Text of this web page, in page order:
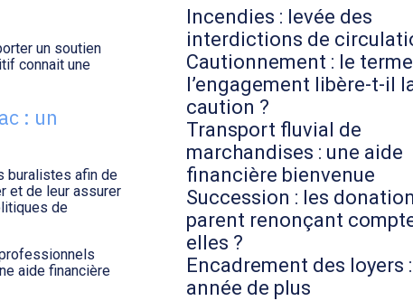
un soutien
connait une
: un
buralistes afin de
et de leur assurer
de
aide financière
Incendies : levée des
interdictions de
Cautionnement : le
l’engagement libère-t-il
caution ?
Transport fluvial de
marchandises : une aide
financière bienvenue
Succession : les
parent renonçant
elles ?
Encadrement des loyers
année de plus